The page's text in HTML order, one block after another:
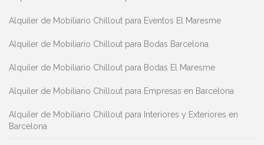
Alquiler de Mobiliario Chillout para Eventos El Maresme
Alquiler de Mobiliario Chillout para Bodas Barcelona
Alquiler de Mobiliario Chillout para Bodas El Maresme
Alquiler de Mobiliario Chillout para Empresas en Barcelona
Alquiler de Mobiliario Chillout para Interiores y Exteriores en
Barcelona